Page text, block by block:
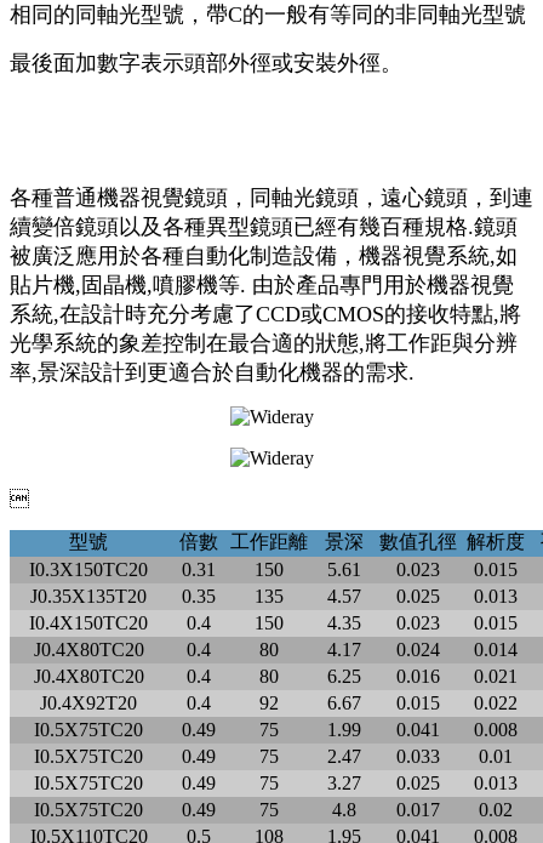
相同的同軸光型號，帶C的一般有等同的非同軸光型號
最後面加數字表示頭部外徑或安裝外徑。
各種普通機器視覺鏡頭，同軸光鏡頭，遠心鏡頭，到連
續變倍鏡頭以及各種異型鏡頭已經有幾百種規格.鏡頭
被廣泛應用於各種自動化制造設備，機器視覺系統,如
貼片機,固晶機,噴膠機等. 由於產品專門用於機器視覺
系統,在設計時充分考慮了CCD或CMOS的接收特點,將
光學系統的象差控制在最合適的狀態,將工作距與分辨
率,景深設計到更適合於自動化機器的需求.

型號 倍數 工作距離 景深 數值孔徑 解析度
I0.3X150TC20
0.31 150 5.61 0.023
0.015
J0.35X135T20
0.35 135 4.57 0.025
0.013
I0.4X150TC20
0.4 150 4.35 0.023
0.015
J0.4X80TC20
0.4 80 4.17 0.024
0.014
J0.4X80TC20
0.4 80 6.25 0.016
0.021
J0.4X92T20
0.4 92 6.67 0.015
0.022
I0.5X75TC20
0.49 75 1.99 0.041
0.008
I0.5X75TC20
0.49 75 2.47 0.033
0.01
I0.5X75TC20
0.49 75 3.27 0.025
0.013
I0.5X75TC20
0.49 75 4.8 0.017
0.02
I0.5X110TC20
0.5 108 1.95 0.041 0.008